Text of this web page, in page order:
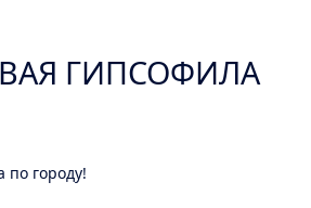
ГИПСОФИЛА
по городу!